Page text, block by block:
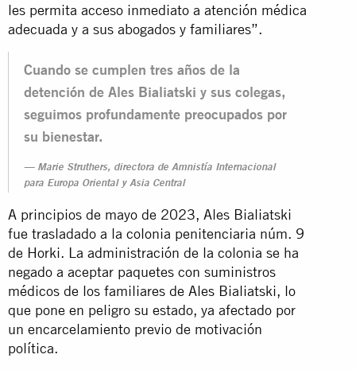
les permita acceso inmediato a atención médica
adecuada y a sus abogados y familiares”.
Cuando se cumplen tres años de la
detención de Ales Bialiatski y sus colegas,
seguimos profundamente preocupados por
su bienestar.
Marie Struthers, directora de Amnistía Internacional
para Europa Oriental y Asia Central
A principios de mayo de 2023, Ales Bialiatski
fue trasladado a la colonia penitenciaria núm. 9
de Horki. La administración de la colonia se ha
negado a aceptar paquetes con suministros
médicos de los familiares de Ales Bialiatski, lo
que pone en peligro su estado, ya afectado por
un encarcelamiento previo de motivación
política.